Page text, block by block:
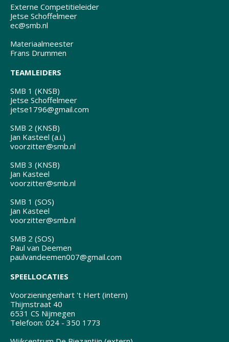
Externe Competitieleider
Jetse Schoffelmeer
ec@smb.nl
Materiaalmeester
Frans Drummen
TEAMLEIDERS
SMB 1 (KNSB)
Jetse Schoffelmeer
jetse1796@gmail.com
SMB 2 (KNSB)
Jan Kasteel (a.i.)
voorzitter@smb.nl
SMB 3 (KNSB)
Jan Kasteel
voorzitter@smb.nl
SMB 1 (SOS)
Jan Kasteel
voorzitter@smb.nl
SMB 2 (SOS)
Paul van Deemen
paulvandeemen007@gmail.com
SPEELLOCATIES
Voorzieningenhart 't Hert (intern)
Thijmstraat 40
6531 CS Nijmegen
Telefoon: 024 - 350 1773